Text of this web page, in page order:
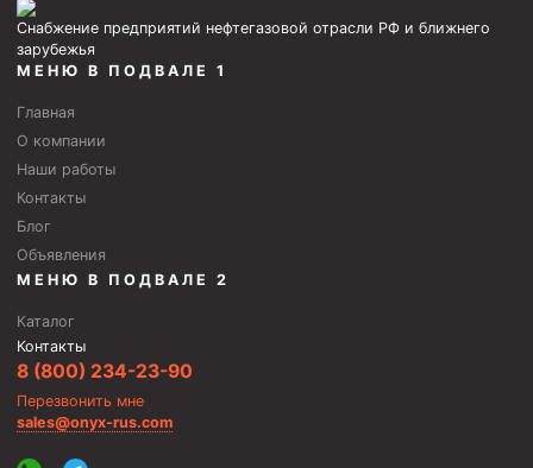
Снабжение предприятий нефтегазовой отрасли РФ и ближнего
зарубежья
МЕНЮ В ПОДВАЛЕ 1
Главная
О компании
Наши работы
Контакты
Блог
Объявления
МЕНЮ В ПОДВАЛЕ 2
Каталог
Контакты
8 (800) 234-23-90
Перезвонить мне
sales@onyx-rus.com